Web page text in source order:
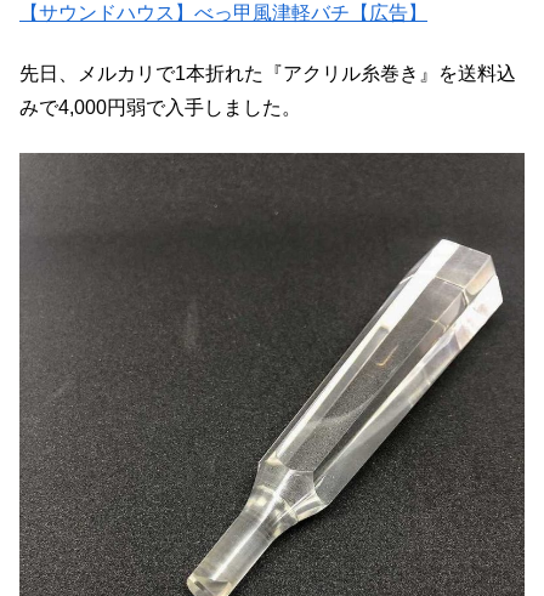
【サウンドハウス】べっ甲風津軽バチ【広告】
先日、メルカリで1本折れた『アクリル糸巻き』を送料込
みで4,000円弱で入手しました。